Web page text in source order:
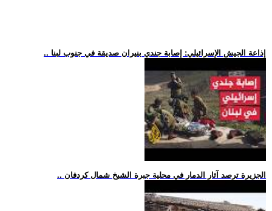
.. إذاعة الجيش الإسرائيلي: إصابة جندي بنيران صديقة في جنوب لبنا
.. الجزيرة ترصد آثار الدمار في محلية جبرة الشيخ شمال كردفان